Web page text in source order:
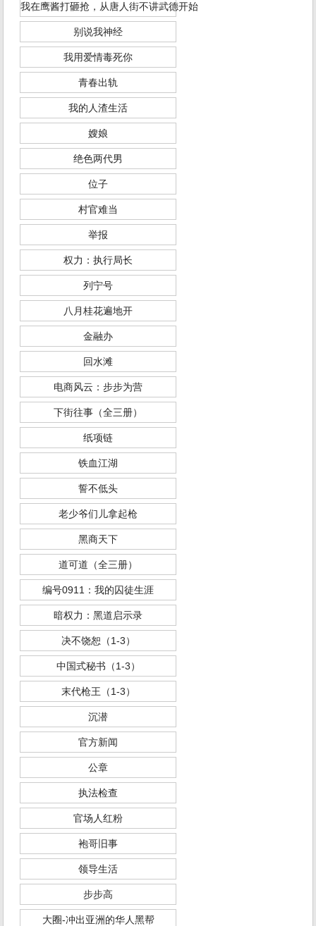
我在鹰酱打砸抢，从唐人街不讲武德开始
别说我神经
我用爱情毒死你
青春出轨
我的人渣生活
嫂娘
绝色两代男
位子
村官难当
举报
权力：执行局长
列宁号
八月桂花遍地开
金融办
回水滩
电商风云：步步为营
下街往事（全三册）
纸项链
铁血江湖
誓不低头
老少爷们儿拿起枪
黑商天下
道可道（全三册）
编号0911：我的囚徒生涯
暗权力：黑道启示录
决不饶恕（1-3）
中国式秘书（1-3）
末代枪王（1-3）
沉潜
官方新闻
公章
执法检查
官场人红粉
袍哥旧事
领导生活
步步高
大圈-冲出亚洲的华人黑帮